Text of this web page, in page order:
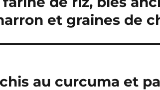
:
et graines de
au curcuma et